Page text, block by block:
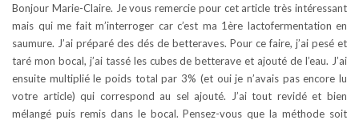
Bonjour Marie-Claire. Je vous remercie pour cet article très intéressant
mais qui me fait m’interroger car c’est ma 1ère lactofermentation en
saumure. J’ai préparé des dés de betteraves. Pour ce faire, j’ai pesé et
taré mon bocal, j’ai tassé les cubes de betterave et ajouté de l’eau. J’ai
ensuite multiplié le poids total par 3% (et oui je n’avais pas encore lu
votre article) qui correspond au sel ajouté. J’ai tout revidé et bien
mélangé puis remis dans le bocal. Pensez-vous que la méthode soit